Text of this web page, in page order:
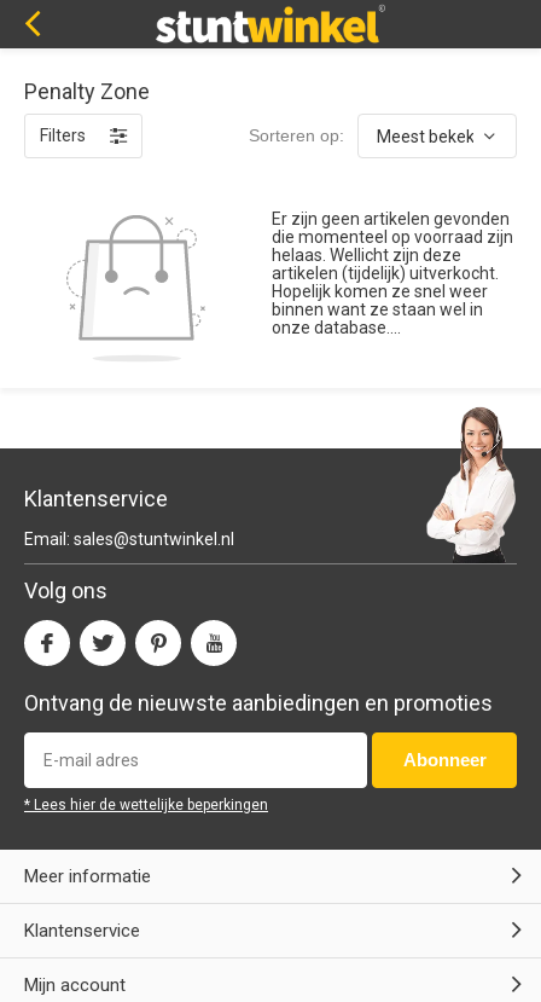
Penalty Zone
Filters Sorteren op:
Er zijn geen artikelen gevonden
die momenteel op voorraad zijn
helaas. Wellicht zijn deze
artikelen (tijdelijk) uitverkocht.
Hopelijk komen ze snel weer
binnen want ze staan wel in
onze database....
Klantenservice
Email: sales@stuntwinkel.nl
Volg ons
Ontvang de nieuwste aanbiedingen en promoties
Abonneer
* Lees hier de wettelijke beperkingen
Meer informatie
Klantenservice
Mijn account